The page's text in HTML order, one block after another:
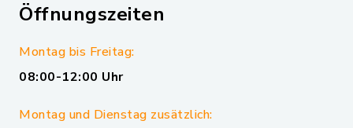
Öffnungszeiten
Montag bis Freitag:
08:00-12:00 Uhr
Montag und Dienstag zusätzlich: